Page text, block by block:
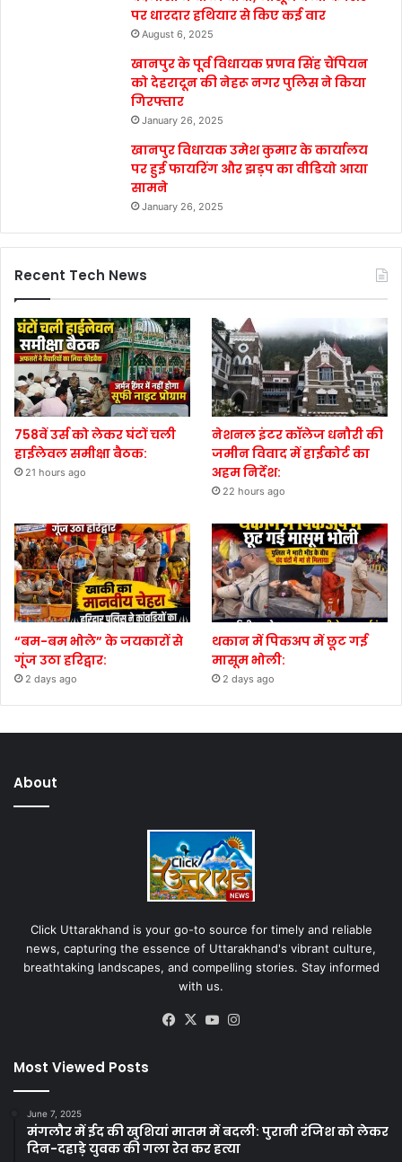
पर धारदार हथियार से किए कई वार
August 6, 2025
खानपुर के पूर्व विधायक प्रणव सिंह चैंपियन
को देहरादून की नेहरू नगर पुलिस ने किया
गिरफ्तार
January 26, 2025
खानपुर विधायक उमेश कुमार के कार्यालय
पर हुई फायरिंग और झड़प का वीडियो आया
सामने
January 26, 2025
Recent Tech News
758वें उर्स को लेकर घंटों चली
हाईलेवल समीक्षा बैठक:
21 hours ago
नेशनल इंटर कॉलेज धनौरी की
जमीन विवाद में हाईकोर्ट का
अहम निर्देश:
22 hours ago
“बम-बम भोले” के जयकारों से
गूंज उठा हरिद्वार:
2 days ago
थकान में पिकअप में छूट गई
मासूम भोली:
2 days ago
About
Click Uttarakhand is your go-to source for timely and reliable
news, capturing the essence of Uttarakhand's vibrant culture,
breathtaking landscapes, and compelling stories. Stay informed
with us.
Facebook
X YouTube
Most Viewed Posts
June 7, 2025
मंगलौर में ईद की खुशियां मातम में बदली: पुरानी रंजिश को लेकर
दिन-दहाड़े युवक की गला रेत कर हत्या